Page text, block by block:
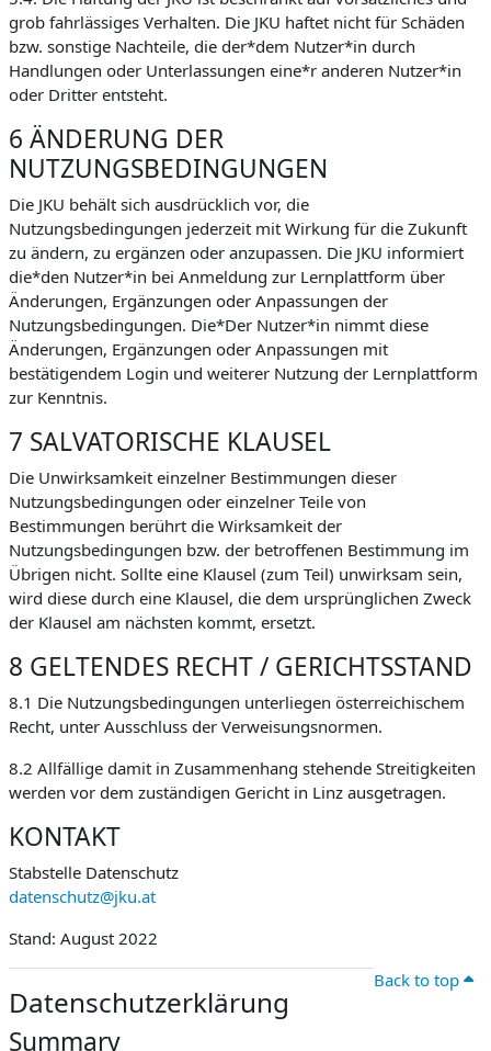
grob fahrlässiges Verhalten. Die JKU haftet nicht für Schäden
bzw. sonstige Nachteile, die der*dem Nutzer*in durch
Handlungen oder Unterlassungen eine*r anderen Nutzer*in
oder Dritter entsteht.
6 ÄNDERUNG DER
NUTZUNGSBEDINGUNGEN
Die JKU behält sich ausdrücklich vor, die
Nutzungsbedingungen jederzeit mit Wirkung für die Zukunft
zu ändern, zu ergänzen oder anzupassen. Die JKU informiert
die*den Nutzer*in bei Anmeldung zur Lernplattform über
Änderungen, Ergänzungen oder Anpassungen der
Nutzungsbedingungen. Die*Der Nutzer*in nimmt diese
Änderungen, Ergänzungen oder Anpassungen mit
bestätigendem Login und weiterer Nutzung der Lernplattform
zur Kenntnis.
7 SALVATORISCHE KLAUSEL
Die Unwirksamkeit einzelner Bestimmungen dieser
Nutzungsbedingungen oder einzelner Teile von
Bestimmungen berührt die Wirksamkeit der
Nutzungsbedingungen bzw. der betroffenen Bestimmung im
Übrigen nicht. Sollte eine Klausel (zum Teil) unwirksam sein,
wird diese durch eine Klausel, die dem ursprünglichen Zweck
der Klausel am nächsten kommt, ersetzt.
8 GELTENDES RECHT / GERICHTSSTAND
8.1 Die Nutzungsbedingungen unterliegen österreichischem
Recht, unter Ausschluss der Verweisungsnormen.
8.2 Allfällige damit in Zusammenhang stehende Streitigkeiten
werden vor dem zuständigen Gericht in Linz ausgetragen.
KONTAKT
Stabstelle Datenschutz
datenschutz@jku.at
Stand: August 2022
Back to top
Datenschutzerklärung
Summary